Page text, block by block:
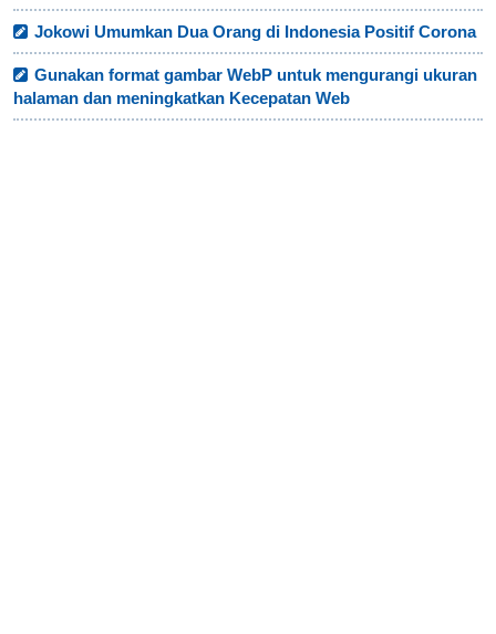
Jokowi Umumkan Dua Orang di Indonesia Positif Corona
Gunakan format gambar WebP untuk mengurangi ukuran
halaman dan meningkatkan Kecepatan Web